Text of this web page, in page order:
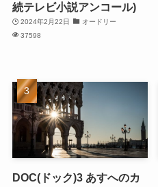
続テレビ小説アンコール)
2024年2月22日
オードリー
37598
DOC(ドック)3 あすへのカ